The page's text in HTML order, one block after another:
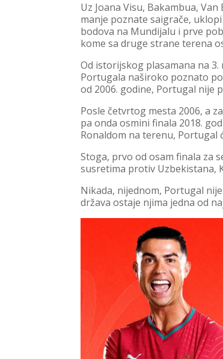
Uz Joana Visu, Bakambua,
manje poznate saigrače,
bodova na Mundijalu i prve
kome sa druge strane terena
Od istorijskog plasamana na 3.
Portugala naširoko poznato
od 2006. godine, Portugal nije
Posle četvrtog mesta 2006, a
pa onda osmini finala 2018.
Ronaldom na terenu, Portugal
Stoga, prvo od osam finala za
susretima protiv Uzbekistana,
Nikada, nijednom, Portugal
država ostaje njima jedna od